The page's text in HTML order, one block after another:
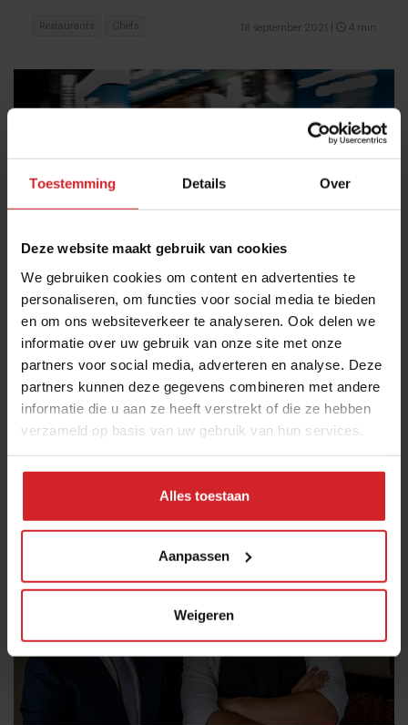
Toestemming Details Over
Deze website maakt gebruik van cookies
We gebruiken cookies om content en advertenties te
personaliseren, om functies voor social media te bieden
en om ons websiteverkeer te analyseren. Ook delen we
informatie over uw gebruik van onze site met onze
partners voor social media, adverteren en analyse. Deze
partners kunnen deze gegevens combineren met andere
informatie die u aan ze heeft verstrekt of die ze hebben
verzameld op basis van uw gebruik van hun services.
Alles toestaan
Aanpassen
Weigeren
18 september 2021 4 min
Restaurants Chefs
4x deliveryplatforms onder druk
Nieuwe wetgeving en rechtszaken om macht
maaltijdbezorgers te beperken